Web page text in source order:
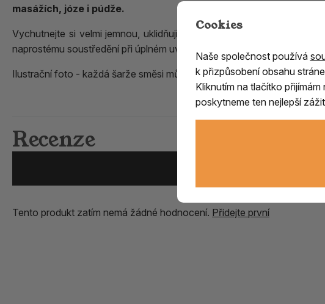
masážích, józe i púdže.
Vychutnejte si velmi jemnou, uklidňující, sladce i kořenitě
naprostému soustředění při úplném uvolnění, soustředění mysli,
Ilustrační foto - každá šarže směsi může mít mírně odlišný vzhled i
Recenze
Tento produkt zatím nemá žádné hodnocení. Přidejte první
Cookies
Naše společnost používá
k přizpůsobení obsahu
Kliknutím na tlačítko
poskytneme ten nejlepší